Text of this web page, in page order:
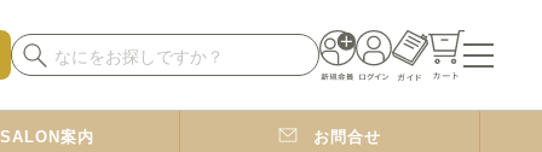
SALON案内 お問合せ